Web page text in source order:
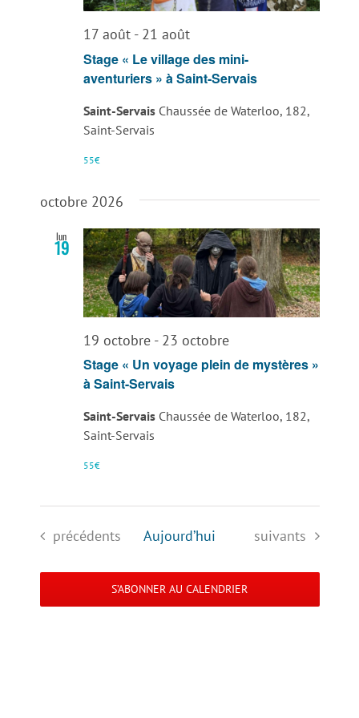
vues
17 août- 21 août
Stage « Le village des mini-
aventuriers » à Saint-Servais
Saint-Servais Chaussée de Waterloo, 182,
Saint-Servais
55€
octobre 2026
lun
19
19 octobre- 23 octobre
Stage « Un voyage plein de mystères »
à Saint-Servais
Saint-Servais Chaussée de Waterloo, 182,
Saint-Servais
55€
Évènements
précédents Aujourd’hui Évènements
suivants
S’ABONNER AU CALENDRIER